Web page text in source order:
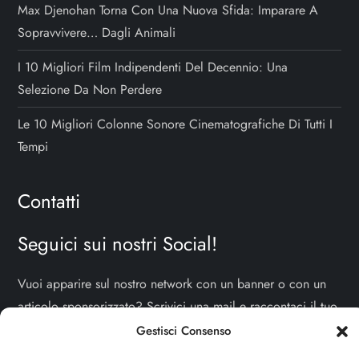
Gestisci Consenso
Max Djenohan Torna Con Una Nuova Sfida: Imparare A
Sopravvivere… Dagli Animali
I 10 Migliori Film Indipendenti Del Decennio: Una
Selezione Da Non Perdere
Le 10 Migliori Colonne Sonore Cinematografiche Di Tutti I
Tempi
Contatti
Seguici sui nostri Social!
Vuoi apparire sul nostro network con un banner o con un
articolo sponsorizzato? Scrivici una mail e raccontaci il tuo
TI ASPETTIAMO!